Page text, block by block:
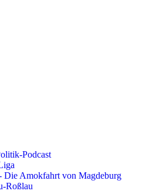
Podcast
Die Amokfahrt von Magdeburg
Roßlau